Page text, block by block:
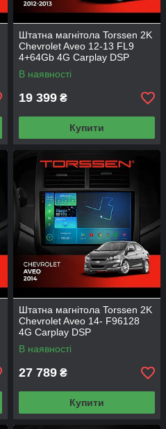
Штатна магнітола Torssen 2K
Chevrolet Aveo 12-13 FL9
4+64Gb 4G Carplay DSP
В наявності
19 399 ₴
Купити
Штатна магнітола Torssen 2K
Chevrolet Aveo 14- F96128
4G Carplay DSP
В наявності
27 789 ₴
Купити